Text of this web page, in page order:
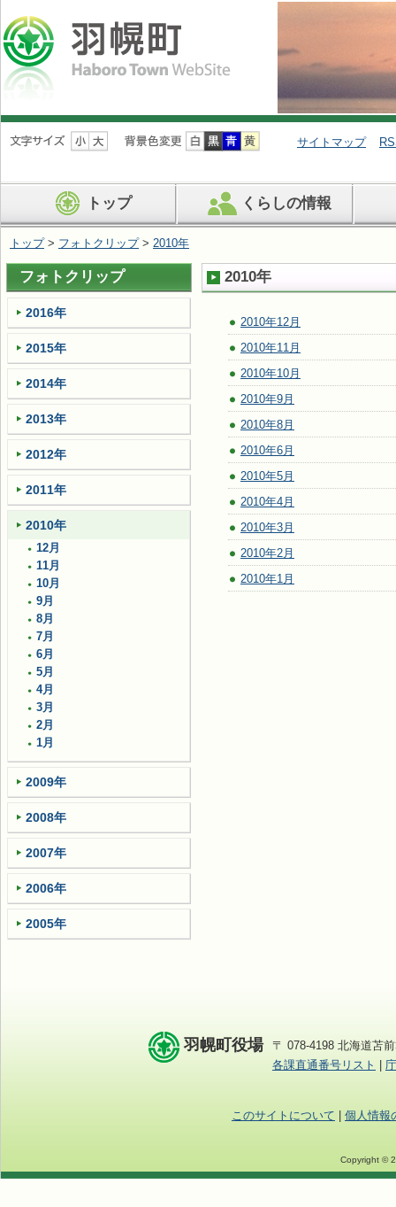
ナ
ビ
ン
を
ば
す
サイトマップ
トップ くらしの情報
トップ> フォトクリップ> 2010年
2010年
2010年12月
2010年11月
2010年10月
2010年9月
2010年8月
2010年6月
2010年5月
2010年4月
2010年3月
2010年2月
2010年1月
フォトクリップ
2016年
2015年
2014年
2013年
2012年
2011年
2010年
12月
11月
10月
9月
8月
7月
6月
5月
4月
3月
2月
1月
2009年
2008年
2007年
2006年
2005年
羽幌町役場
〒 078-4198 北海道苫
各課直通番号リスト
このサイトについて 個人情報
Copyright ©